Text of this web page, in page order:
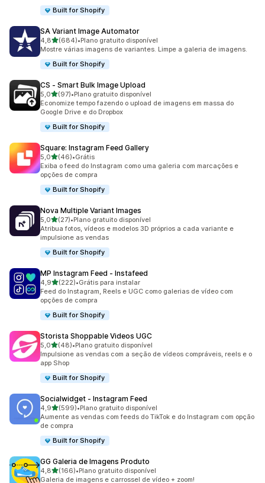
Built for Shopify
SA Variant Image Automator
4,8de 5 estrelas
(684)
684 avaliações ao todo
•Plano gratuito disponível
Mostre várias imagens de variantes. Limpe a galeria de imagens.
Built for Shopify
CS ‑ Smart Bulk Image Upload
5,0de 5 estrelas
(97)
97 avaliações ao todo
•Plano gratuito disponível
Economize tempo fazendo o upload de imagens em massa do
Google Drive e do Dropbox
Built for Shopify
Square: Instagram Feed Gallery
5,0de 5 estrelas
(46)
46 avaliações ao todo
•Grátis
Exiba o feed do Instagram como uma galeria com marcações e
opções de compra
Built for Shopify
Nova Multiple Variant Images
5,0de 5 estrelas
(27)
27 avaliações ao todo
•Plano gratuito disponível
Atribua fotos, vídeos e modelos 3D próprios a cada variante e
impulsione as vendas
Built for Shopify
MP Instagram Feed ‑ Instafeed
4,9de 5 estrelas
(222)
222 avaliações ao todo
•Grátis para instalar
Feed do Instagram, Reels e UGC como galerias de vídeo com
opções de compra
Built for Shopify
Storista Shoppable Videos UGC
5,0de 5 estrelas
(48)
48 avaliações ao todo
•Plano gratuito disponível
Impulsione as vendas com a seção de vídeos compráveis, reels e o
app Shop
Built for Shopify
Socialwidget ‑ Instagram Feed
4,9de 5 estrelas
(599)
599 avaliações ao todo
•Plano gratuito disponível
Aumente as vendas com feeds do TikTok e do Instagram com opção
de compra
Built for Shopify
GG Galeria de Imagens Produto
4,8de 5 estrelas
(166)
166 avaliações ao todo
•Plano gratuito disponível
Galeria de imagens e carrossel de vídeo + zoom!